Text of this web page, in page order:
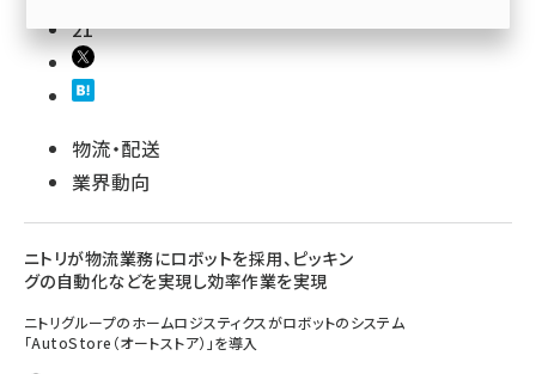
21
物流・配送
業界動向
ニトリが物流業務にロボットを採用、ピッキン
グの自動化などを実現し効率作業を実現
ニトリグループのホームロジスティクスがロボットのシステム
「AutoStore（オートストア）」を導入